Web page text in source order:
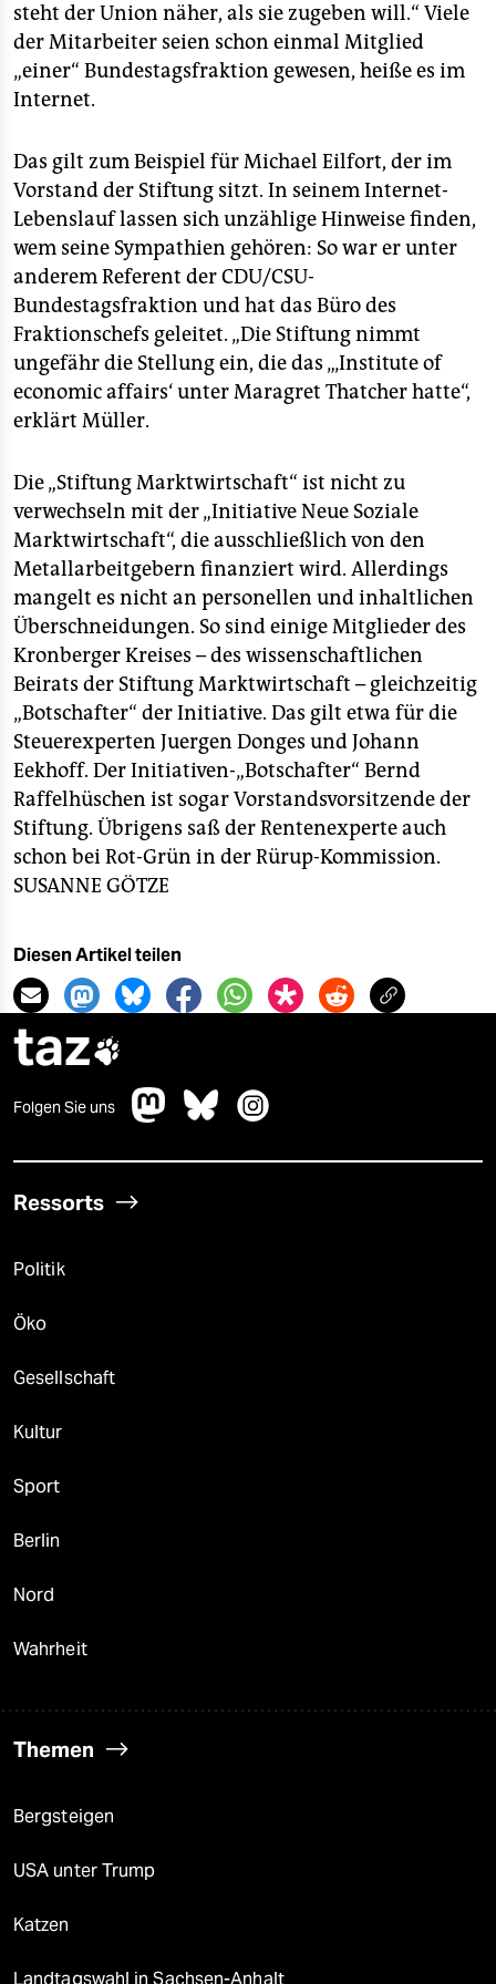
steht der Union näher, als sie zugeben will.“ Viele
der Mitarbeiter seien schon einmal Mitglied
„einer“ Bundestagsfraktion gewesen, heiße es im
Internet.
Das gilt zum Beispiel für Michael Eilfort, der im
Vorstand der Stiftung sitzt. In seinem Internet-
Lebenslauf lassen sich unzählige Hinweise finden,
wem seine Sympathien gehören: So war er unter
anderem Referent der CDU/CSU-
Bundestagsfraktion und hat das Büro des
Fraktionschefs geleitet. „Die Stiftung nimmt
ungefähr die Stellung ein, die das „‚Institute of
economic affairs‘ unter Maragret Thatcher hatte“,
erklärt Müller.
Die „Stiftung Marktwirtschaft“ ist nicht zu
verwechseln mit der „Initiative Neue Soziale
Marktwirtschaft“, die ausschließlich von den
Metallarbeitgebern finanziert wird. Allerdings
mangelt es nicht an personellen und inhaltlichen
Überschneidungen. So sind einige Mitglieder des
Kronberger Kreises – des wissenschaftlichen
Beirats der Stiftung Marktwirtschaft – gleichzeitig
„Botschafter“ der Initiative. Das gilt etwa für die
Steuerexperten Juergen Donges und Johann
Eekhoff. Der Initiativen-„Botschafter“ Bernd
Raffelhüschen ist sogar Vorstandsvorsitzende der
Stiftung. Übrigens saß der Rentenexperte auch
schon bei Rot-Grün in der Rürup-Kommission.
SUSANNE GÖTZE
Diesen Artikel teilen
taz
Folgen Sie uns
Ressorts
Politik
Öko
Gesellschaft
Kultur
Sport
Berlin
Nord
Wahrheit
Themen
Bergsteigen
USA unter Trump
Katzen
Landtagswahl in Sachsen-Anhalt